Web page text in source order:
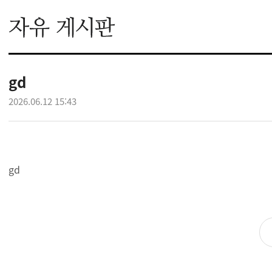
gd
2026.06.12 15:43
gd